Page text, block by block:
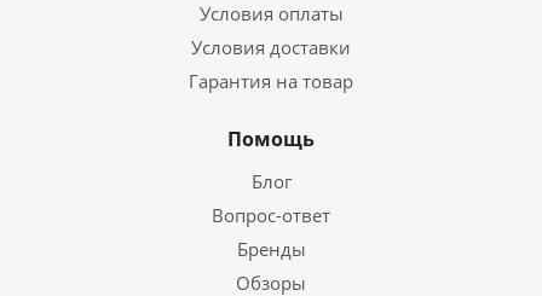
Условия оплаты
Условия доставки
Гарантия на товар
Помощь
Блог
Вопрос-ответ
Бренды
Обзоры